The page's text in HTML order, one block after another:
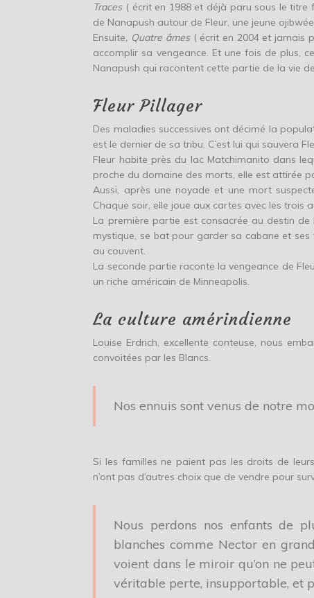
Traces( écrit en 1988 et déjà paru sous le titre
de Nanapush autour de Fleur, une jeune
Ensuite, Quatre âmes( écrit en 2004 et jamais
accomplir sa vengeance. Et une fois de plus,
Nanapush qui racontent cette partie de la vie de
Fleur Pillager
Des maladies successives ont décimé la
est le dernier de sa tribu. C’est lui qui sauvera
Fleur habite près du lac Matchimanito dans
proche du domaine des morts, elle est attirée
Aussi, après une noyade et une mort
Chaque soir, elle joue aux cartes avec les trois
La première partie est consacrée au destin de
mystique, se bat pour garder sa cabane et ses
au couvent.
La seconde partie raconte la vengeance de
un riche américain de Minneapolis.
La culture amérindienne
Louise Erdrich, excellente conteuse, nous
convoitées par les Blancs.
Nos ennuis sont venus de notre
Si les familles ne paient pas les droits de
n’ont pas d’autres choix que de vendre pour
Nous perdons nos enfants de
blanches comme Nector en
voient dans le miroir qu’on ne
véritable perte, insupportable, et